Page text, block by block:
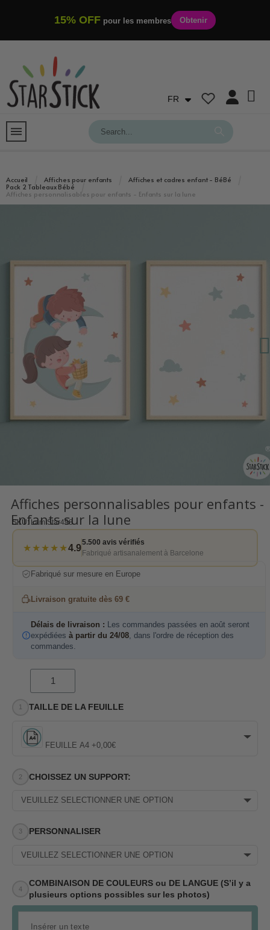
15% OFF pour les membres Obtenir
FR
Accueil Affiches pour enfants
Affiches et cadres enfant - BéBé
Pack 2 Tableaux Bébé
Affiches personnalisables pour enfants - Enfants sur la lune
Affiches personnalisables pour enfants -
Enfants sur la lune
SKU Lam Star498
★★★★★4.9
5.500 avis vérifiés
Fabriqué artisanalement à Barcelone
Fabriqué sur mesure en Europe
Livraison gratuite dès 69 €
Délais de livraison : Les commandes passées en août seront
expédiées à partir du 24/08 , dans l'ordre de réception des
commandes.
TAILLE DE LA FEUILLE
FEUILLE A4 +0,00€
CHOISSEZ UN SUPPORT:
VEUILLEZ SÉLECTIONNER UNE OPTION
PERSONNALISER
VEUILLEZ SÉLECTIONNER UNE OPTION
COMBINAISON DE COULEURS ou DE LANGUE (S’il y a
plusieurs options possibles sur les photos)